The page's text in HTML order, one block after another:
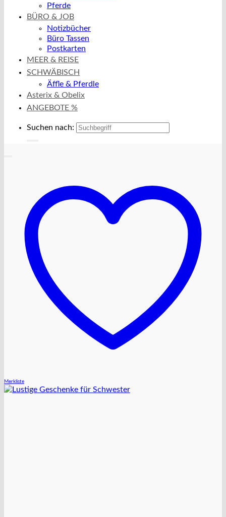
Pferde
BÜRO & JOB
Notizbücher
Büro Tassen
Postkarten
MEER & REISE
SCHWÄBISCH
Äffle & Pferdle
Asterix & Obelix
ANGEBOTE %
Suchen nach:
Merkliste